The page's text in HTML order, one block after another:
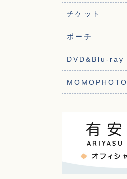
チケット
ポーチ
DVD&Blu-ray
MOMOPHOTO